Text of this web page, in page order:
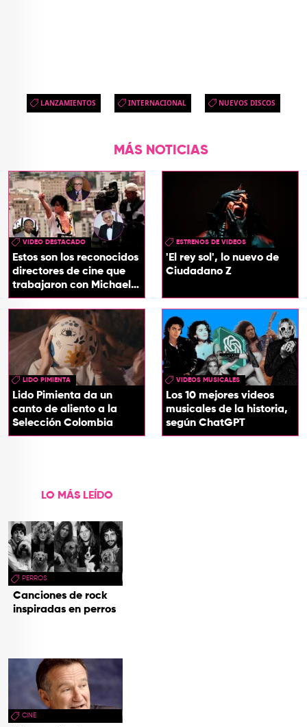
LANZAMIENTOS INTERNACIONAL NUEVOS DISCOS
MÁS NOTICIAS
VIDEO DESTACADO
Estos son los reconocidos
directores de cine que
trabajaron con Michael
Jackson
ESTRENOS DE VIDEOS
'El rey sol', lo nuevo de
Ciudadano Z
LIDO PIMIENTA
Lido Pimienta da un
canto de aliento a la
Selección Colombia
VIDEOS MUSICALES
Los 10 mejores videos
musicales de la historia,
según ChatGPT
LO MÁS LEÍDO
PERROS
Canciones de rock
inspiradas en perros
CINE